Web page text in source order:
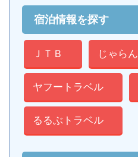
宿泊情報を探す
ＪＴＢ じゃらん
ヤフートラベル
るるぶトラベル